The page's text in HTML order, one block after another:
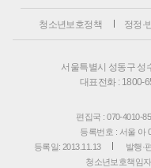
청소년보호정책 정정·
서울특별시 성동구 성
대표전화 : 1800-
편집국 : 070-4010-
등록번호 : 서울 아
등록일: 2013.11.13
발행·
청소년보호책임